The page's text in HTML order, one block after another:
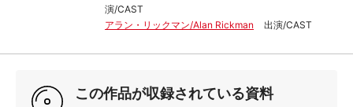
演/CAST
アラン・リックマン/Alan Rickman
出演/CAST
この作品が収録されている資料